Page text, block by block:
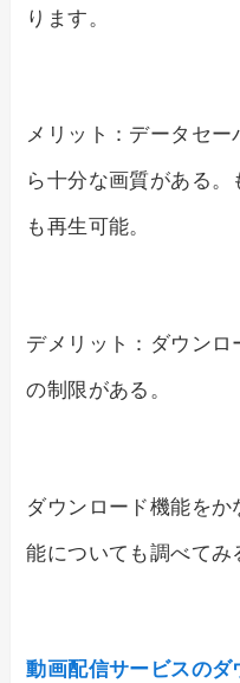
ります。
メリット：データセ
ら十分な画質がある
も再生可能。
デメリット：ダウン
の制限がある。
ダウンロード機能を
能についても調べてみ
動画配信サービスの